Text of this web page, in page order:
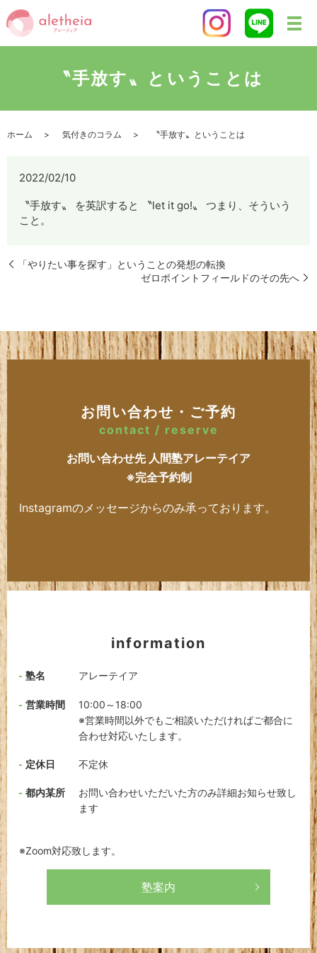
〝手放す〟ということは
ホーム 気付きのコラム 〝手放す〟ということは
2022/02/10
〝手放す〟 を英訳すると 〝let it go!〟 つまり、そういう
こと。
「やりたい事を探す」ということの発想の転換
ゼロポイントフィールドのその先へ
お問い合わせ・ご予約
contact / reserve
お問い合わせ先 人間塾アレーテイア
※完全予約制
Instagramのメッセージからのみ承っております。
information
塾名 アレーテイア
営業時間
10:00～18:00
※営業時間以外でもご相談いただければご都合に
合わせ対応いたします。
定休日 不定休
都内某所
お問い合わせいただいた方のみ詳細お知らせ致し
ます
※Zoom対応致します。
塾案内